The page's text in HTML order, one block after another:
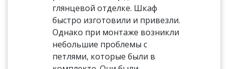
глянцевой отделке. Шкаф
быстро изготовили и привезли.
Однако при монтаже возникли
небольшие проблемы с
петлями, которые были в